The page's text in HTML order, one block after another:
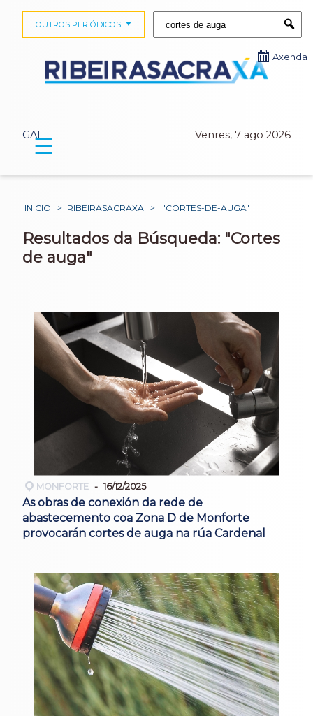
GAL Venres, 7 ago 2026
OUTROS PERIÓDICOS
Axenda
☰
INICIO > RIBEIRASACRAXA > "CORTES-DE-AUGA"
Resultados da Búsqueda: "Cortes
de auga"
MONFORTE 16/12/2025
As obras de conexión da rede de
abastecemento coa Zona D de Monforte
provocarán cortes de auga na rúa Cardenal